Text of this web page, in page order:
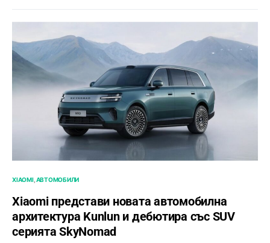
XIAOMI АВТОМОБИЛИ
Xiaomi представи новата автомобилна
архитектура Kunlun и дебютира със SUV
серията SkyNomad